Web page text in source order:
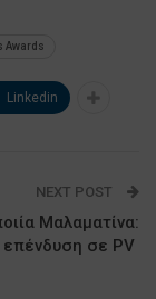
Awards
Linkedin
NEXT POST
Μαλαματίνα:
επένδυση σε PV